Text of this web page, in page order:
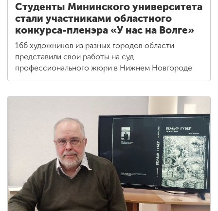
Студенты Мининского университета
стали участниками областного
конкурса-пленэра «У нас на Волге»
166 художников из разных городов области
представили свои работы на суд
профессионального жюри в Нижнем Новгороде